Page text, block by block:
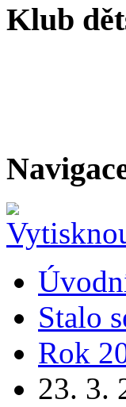
Klub
Stalo
Rok
23. 3.